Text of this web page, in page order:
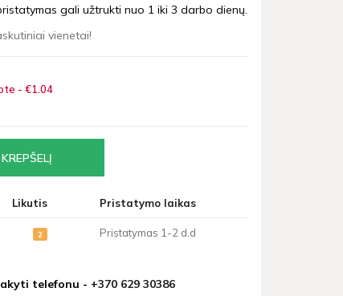
gali užtrukti nuo 1 iki 3 darbo dienų.
vienetai!
- €1 04
Likutis Pristatymo laikas
2 Pristatymas 1-2 d.d
telefonu - +370 629 30386